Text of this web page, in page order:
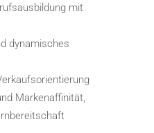
mit
dynamisches
Markenaffinität,